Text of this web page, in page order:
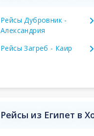
Рейсы Дубровник -
Александрия
Рейсы Загреб - Каир
Рейсы из Египет в